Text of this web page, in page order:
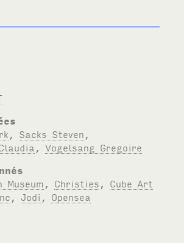
Sacks Steven
,Vogelsang Gregoire
Christies
Cube Art
Jodi
Opensea